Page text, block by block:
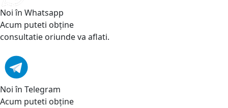
Noi în Whatsapp
Acum puteti obține
consultatie oriunde va aflati.
Noi în Telegram
Acum puteti obține